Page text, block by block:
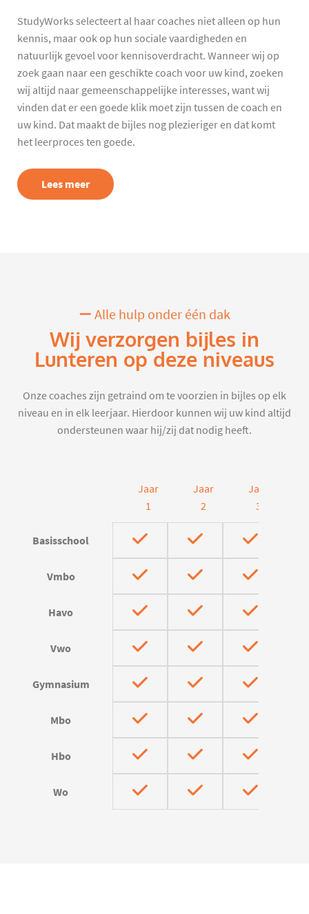
StudyWorks selecteert al haar coaches niet alleen op hun
kennis, maar ook op hun sociale vaardigheden en
natuurlijk gevoel voor kennisoverdracht. Wanneer wij op
zoek gaan naar een geschikte coach voor uw kind, zoeken
wij altijd naar gemeenschappelijke interesses, want wij
vinden dat er een goede klik moet zijn tussen de coach en
uw kind. Dat maakt de bijles nog plezieriger en dat komt
het leerproces ten goede.
Lees meer
Alle hulp onder één dak
Wij verzorgen bijles in
Lunteren op deze niveaus
Onze coaches zijn getraind om te voorzien in bijles op elk
niveau en in elk leerjaar. Hierdoor kunnen wij uw kind altijd
ondersteunen waar hij/zij dat nodig heeft.
Jaar
1
Jaar
2
Jaar
3
Basisschool
Vmbo
Havo
Vwo
Gymnasium
Mbo
Hbo
Wo